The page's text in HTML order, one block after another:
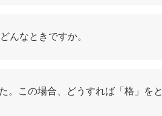
んなときですか。
この場合、どうすれば「格」をと